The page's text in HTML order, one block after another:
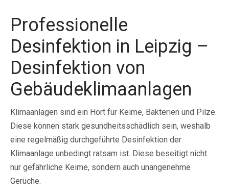
Professionelle
Desinfektion in Leipzig –
Desinfektion von
Gebäudeklimaanlagen
Klimaanlagen sind ein Hort für Keime, Bakterien und Pilze.
Diese können stark gesundheitsschädlich sein, weshalb
eine regelmäßig durchgeführte Desinfektion der
Klimaanlage unbedingt ratsam ist. Diese beseitigt nicht
nur gefährliche Keime, sondern auch unangenehme
Gerüche.